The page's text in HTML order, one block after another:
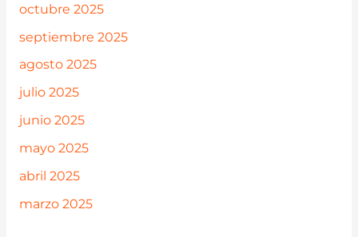
octubre 2025
septiembre 2025
agosto 2025
julio 2025
junio 2025
mayo 2025
abril 2025
marzo 2025